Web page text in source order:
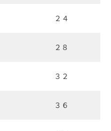
２４
２８
３２
３６